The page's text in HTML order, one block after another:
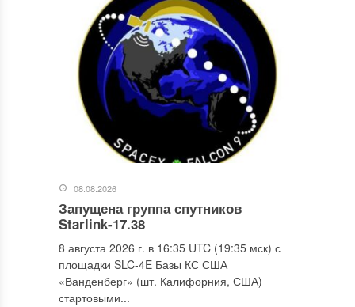
08.08.2026
Запущена группа спутников
Starlink-17.38
8 августа 2026 г. в 16:35 UTC (19:35 мск) с
площадки SLC-4E Базы КС США
«Ванденберг» (шт. Калифорния, США)
стартовыми...